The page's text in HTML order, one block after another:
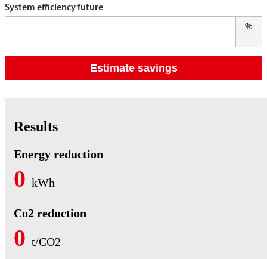
System efficiency future
%
Estimate savings
Results
Energy reduction
0 kWh
Co2 reduction
0 t/CO2